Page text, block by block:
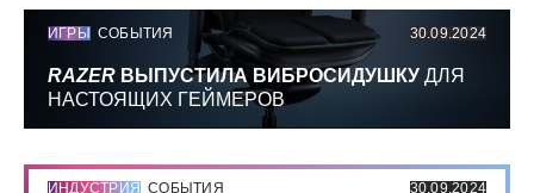
ИГРЫ СОБЫТИЯ 30.09.2024
RAZER ВЫПУСТИЛА ВИБРОСИДУШКУ ДЛЯ
НАСТОЯЩИХ ГЕЙМЕРОВ
ИНДУСТРИЯ СОБЫТИЯ 30.09.2024